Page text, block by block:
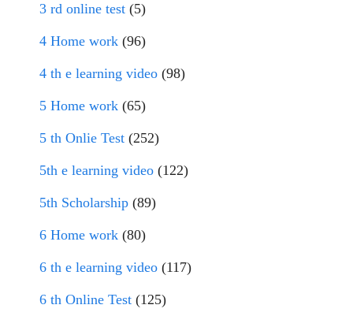
3 rd online test (5)
4 Home work (96)
4 th e learning video (98)
5 Home work (65)
5 th Onlie Test (252)
5th e learning video (122)
5th Scholarship (89)
6 Home work (80)
6 th e learning video (117)
6 th Online Test (125)